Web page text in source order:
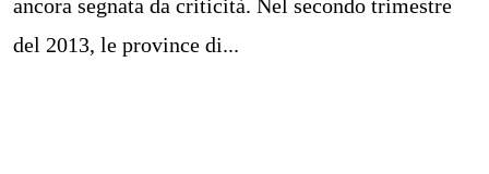
ancora segnata da criticità. Nel secondo trimestre
del 2013, le province di...